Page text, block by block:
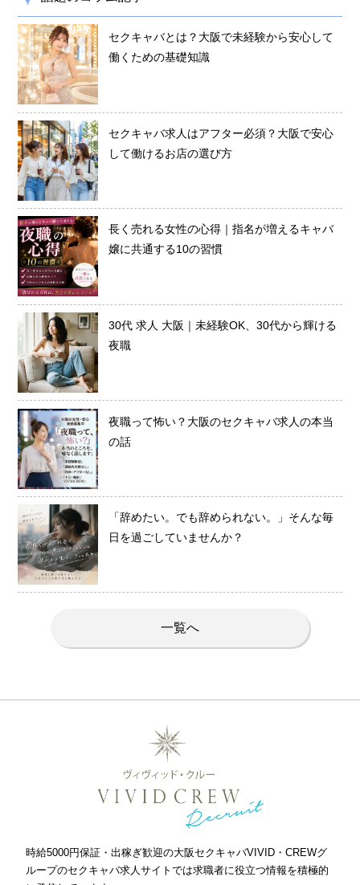
セクキャバとは？大阪で未経験から安心して
働くための基礎知識
セクキャバ求人はアフター必須？大阪で安心
して働けるお店の選び方
長く売れる女性の心得｜指名が増えるキャバ
嬢に共通する10の習慣
30代 求人 大阪｜未経験OK、30代から輝ける
夜職
夜職って怖い？大阪のセクキャバ求人の本当
の話
「辞めたい。でも辞められない。」そんな毎
日を過ごしていませんか？
一覧へ
時給5000円保証・出稼ぎ歓迎の大阪セクキャバVIVID・CREWグ
ループのセクキャバ求人サイトでは求職者に役立つ情報を積極的